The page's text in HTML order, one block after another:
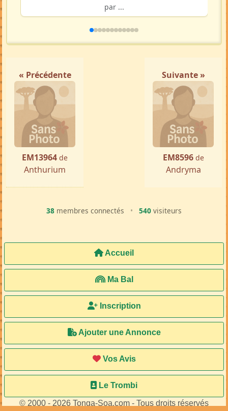
par ...
« Précédente
EM13964 de
Anthurium
Suivante »
EM8596 de
Andryma
38 membres connectés • 540 visiteurs
Accueil
Ma Bal
Inscription
Ajouter une Annonce
Vos Avis
Le Trombi
© 2000 - 2026 Tonga-Soa.com - Tous droits réservés